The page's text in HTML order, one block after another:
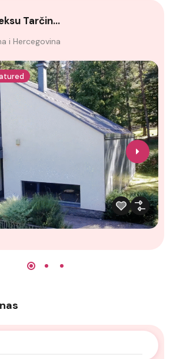
Tarčin…
i Hercegovina